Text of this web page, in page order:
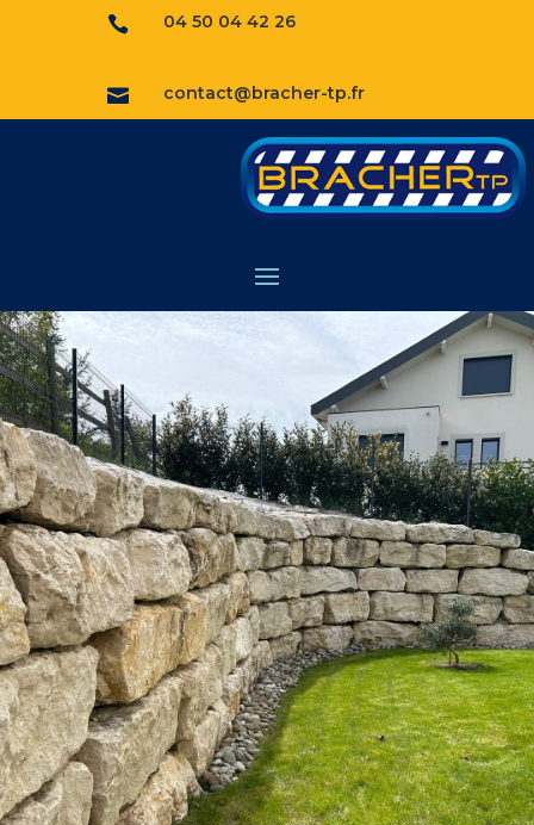
 04 50 04 42 26
 contact@bracher-tp.fr